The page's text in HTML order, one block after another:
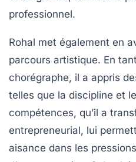
professionnel.
Rohal met également en
parcours artistique. En
chorégraphe, il a appris
telles que la discipline et le
compétences, qu’il a
entrepreneurial, lui
aisance dans les